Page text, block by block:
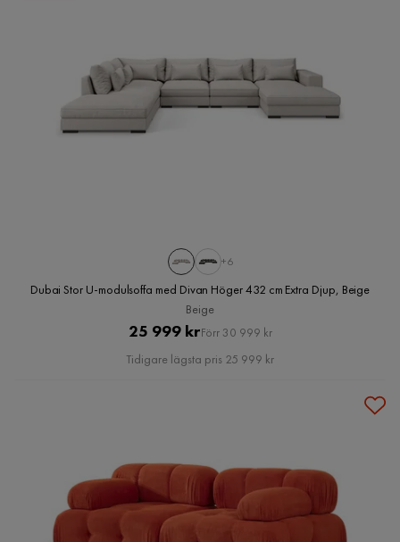
+6
Dubai Stor U-modulsoffa med Divan Höger 432 cm Extra Djup, Beige
Beige
Pris
25 999 krOriginal
Pris
Förr 30 999 kr
Tidigare lägsta pris 25 999 kr